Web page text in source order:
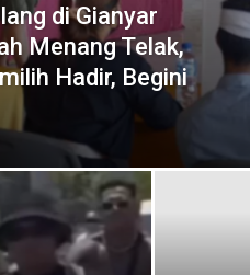
di Gianyar
Menang Telak,
Hadir, Begini